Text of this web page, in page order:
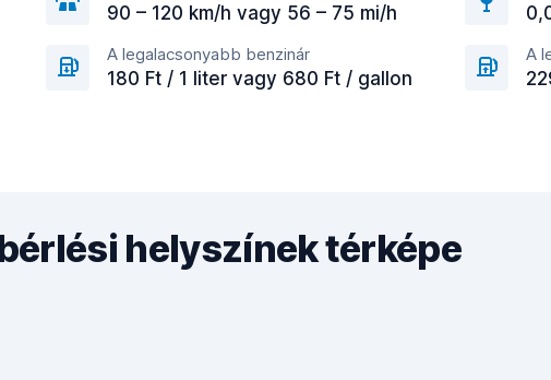
90 – 120 km/h vagy 56 – 75 mi/h
A legalacsonyabb benzinár
180 Ft / 1 liter vagy 680 Ft / gallon
A
helyszínek térképe